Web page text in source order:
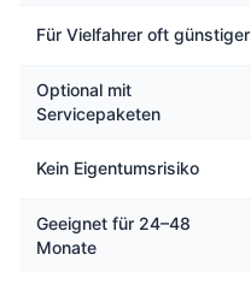
Für Vielfahrer oft günstiger
Optional mit
Servicepaketen
Kein Eigentumsrisiko
Geeignet für 24–48
Monate